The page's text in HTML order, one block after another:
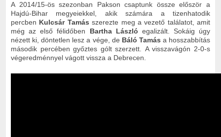
A 2014/15-ös szezonban Pakson csaptunk össze először a
Hajdú-Bihar megyeiekkel, akik számára a tizenhatodik
percben Kulcsár Tamás szerezte meg a vezető találatot, amit
még az első félidőben Bartha László egalizált. Sokáig úgy
nézett ki, döntetlen lesz a vége, de Báló Tamás a hosszabbítás
második percében győztes gólt szerzett. A visszavágón 2-0-s
végeredménnyel vágott vissza a Debrecen.